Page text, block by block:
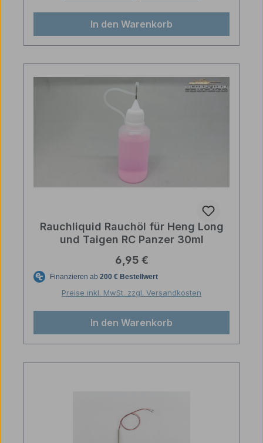
In den Warenkorb
Rauchliquid Rauchöl für Heng Long
und Taigen RC Panzer 30ml
Regulärer Preis:
6,95 €
Preise inkl. MwSt. zzgl. Versandkosten
In den Warenkorb